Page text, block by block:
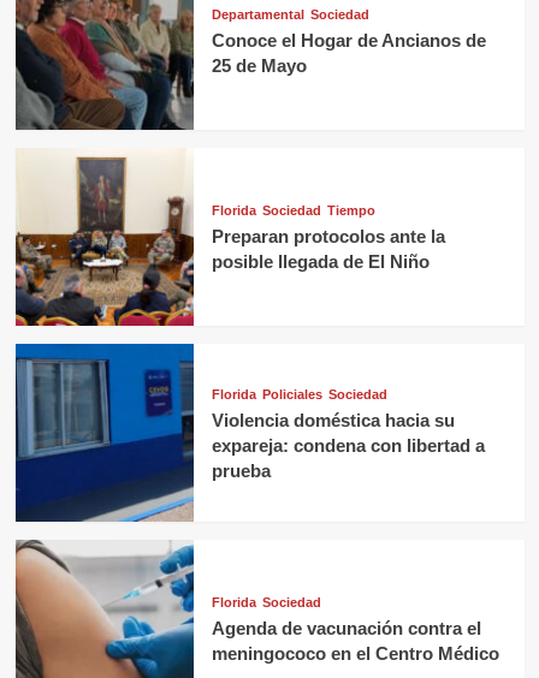
Departamental Sociedad
Conoce el Hogar de Ancianos de
25 de Mayo
Florida Sociedad Tiempo
Preparan protocolos ante la
posible llegada de El Niño
Florida Policiales Sociedad
Violencia doméstica hacia su
expareja: condena con libertad a
prueba
Florida Sociedad
Agenda de vacunación contra el
meningococo en el Centro Médico